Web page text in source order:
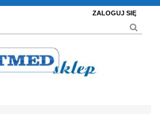
ZALOGUJ SIĘ